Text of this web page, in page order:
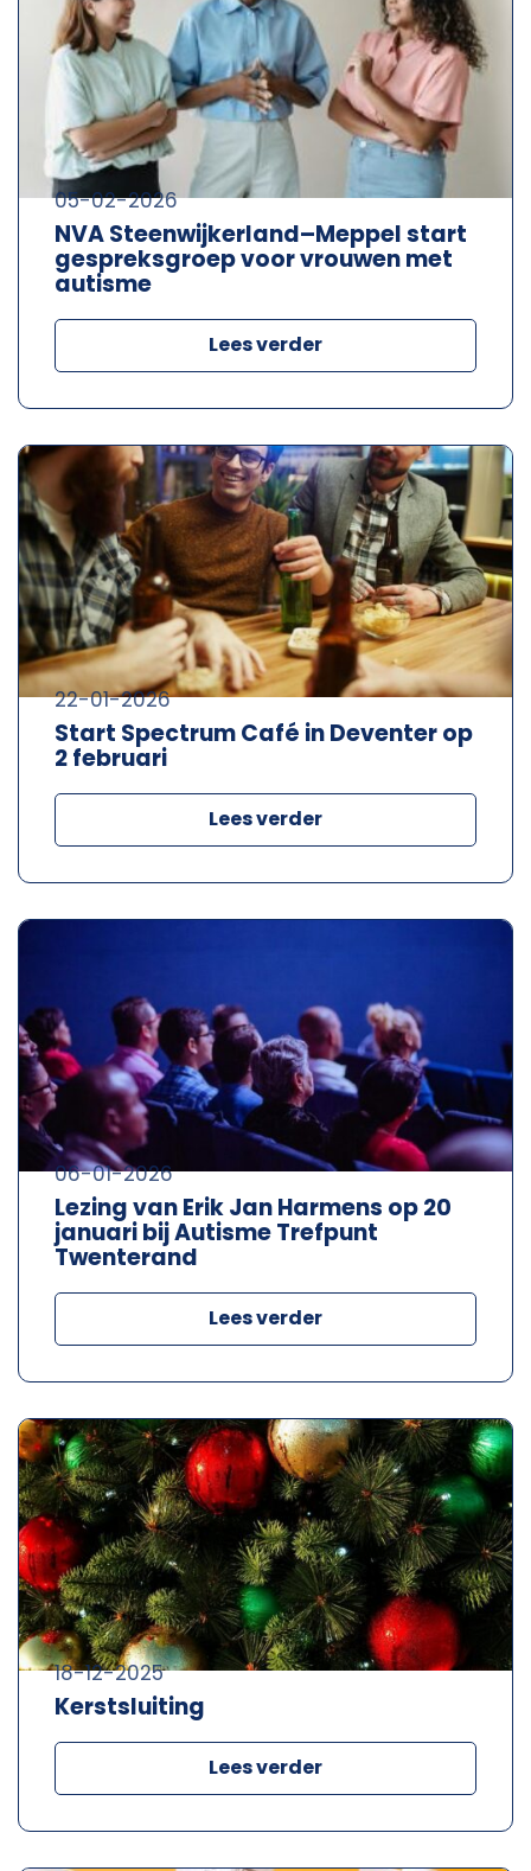
NVA Steenwijkerland–Meppel start
gespreksgroep voor vrouwen met
autisme
05-02-2026
Lees verder
Start Spectrum Café in Deventer op
2 februari
22-01-2026
Lees verder
Lezing van Erik Jan Harmens op 20
januari bij Autisme Trefpunt
Twenterand
06-01-2026
Lees verder
Kerstsluiting
18-12-2025
Lees verder